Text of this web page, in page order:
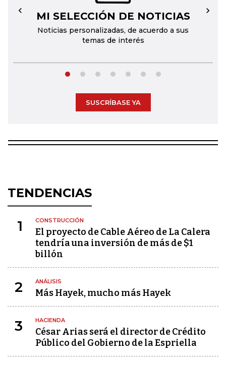
MI SELECCIÓN DE NOTICIAS
Noticias personalizadas, de acuerdo a sus
temas de interés
← →
SUSCRÍBASE YA
TENDENCIAS
1 CONSTRUCCIÓN
El proyecto de Cable Aéreo de La Calera
tendría una inversión de más de $1
billón
2 ANÁLISIS
Más Hayek, mucho más Hayek
3 HACIENDA
César Arias será el director de Crédito
Público del Gobierno de la Espriella